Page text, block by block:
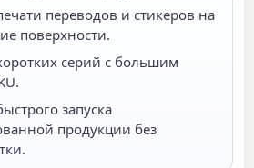
переводов и стикеров на
поверхности.
серий с большим
запуска
продукции без